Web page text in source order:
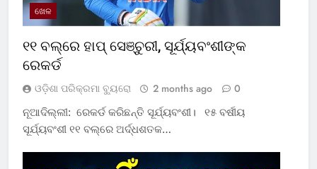
ଖେଳ
୧୧ ବଲ୍‌ରେ ହାପ୍ ସେଞ୍ଚୁରୀ, ସୂର୍ଯ୍ୟବଂଶୀଙ୍କ
ରେକର୍ଡ
ଓଡ଼ିଶା ପରିକ୍ରମା ବ୍ୟୁରୋ 2 months ago 0
ନୂଆଦିଲ୍ଲୀ: ରେକର୍ଡ କରିଛନ୍ତି ସୂର୍ଯ୍ୟବଂଶୀ। ୧୫ ବର୍ଷୀୟ
ସୂର୍ଯ୍ୟବଂଶୀ ୧୧ ବଲ୍‌ରେ ଅର୍ଦ୍ଧଶତକ…